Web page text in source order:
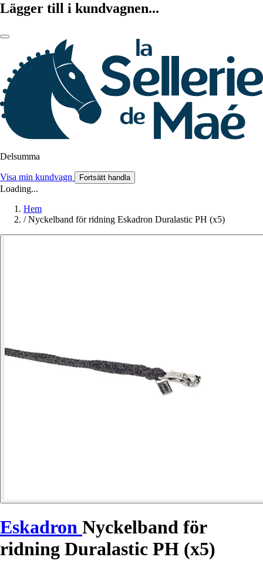
Lägger till i kundvagnen...
Delsumma
Visa min kundvagn Fortsätt handla
Loading...
Hem
/ Nyckelband för ridning Eskadron Duralastic PH (x5)
Eskadron Nyckelband för
ridning Duralastic PH (x5)